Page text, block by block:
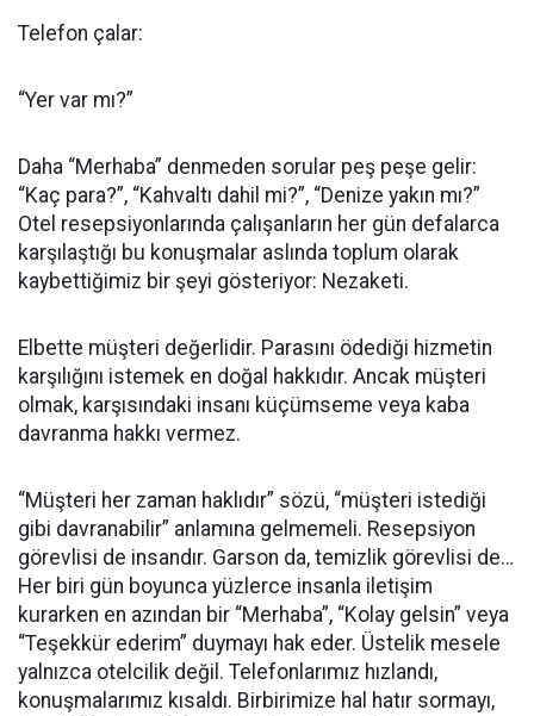
Telefon çalar:
“Yer var mı?”
Daha “Merhaba” denmeden sorular peş peşe gelir:
“Kaç para?”, “Kahvaltı dahil mi?”, “Denize yakın mı?”
Otel resepsiyonlarında çalışanların her gün defalarca
karşılaştığı bu konuşmalar aslında toplum olarak
kaybettiğimiz bir şeyi gösteriyor: Nezaketi.
Elbette müşteri değerlidir. Parasını ödediği hizmetin
karşılığını istemek en doğal hakkıdır. Ancak müşteri
olmak, karşısındaki insanı küçümseme veya kaba
davranma hakkı vermez.
“Müşteri her zaman haklıdır” sözü, “müşteri istediği
gibi davranabilir” anlamına gelmemeli. Resepsiyon
görevlisi de insandır. Garson da, temizlik görevlisi de…
Her biri gün boyunca yüzlerce insanla iletişim
kurarken en azından bir “Merhaba”, “Kolay gelsin” veya
“Teşekkür ederim” duymayı hak eder. Üstelik mesele
yalnızca otelcilik değil. Telefonlarımız hızlandı,
konuşmalarımız kısaldı. Birbirimize hal hatır sormayı,